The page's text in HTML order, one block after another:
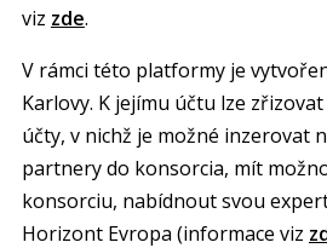
viz zde.
V rámci této platformy je
Karlovy. K jejímu účtu lze
účty, v nichž je možné inzerovat
partnery do konsorcia, mít
konsorciu, nabídnout svou
Horizont Evropa (informace viz